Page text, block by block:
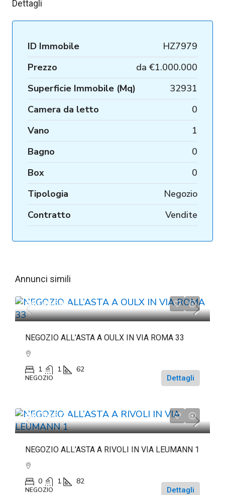
Dettagli
ID Immobile
HZ7979
Prezzo
da €1.000.000
Superficie Immobile (Mq)
32931
Camera da letto
0
Vano
1
Bagno
0
Box
0
Tipologia
Negozio
Contratto
Vendite
Annunci simili
da€46.500
NEGOZIO ALL’ASTA A OULX IN VIA ROMA 33
1 1 62
NEGOZIO Dettagli
da€84.375
NEGOZIO ALL’ASTA A RIVOLI IN VIA LEUMANN 1
0 1 82
NEGOZIO Dettagli